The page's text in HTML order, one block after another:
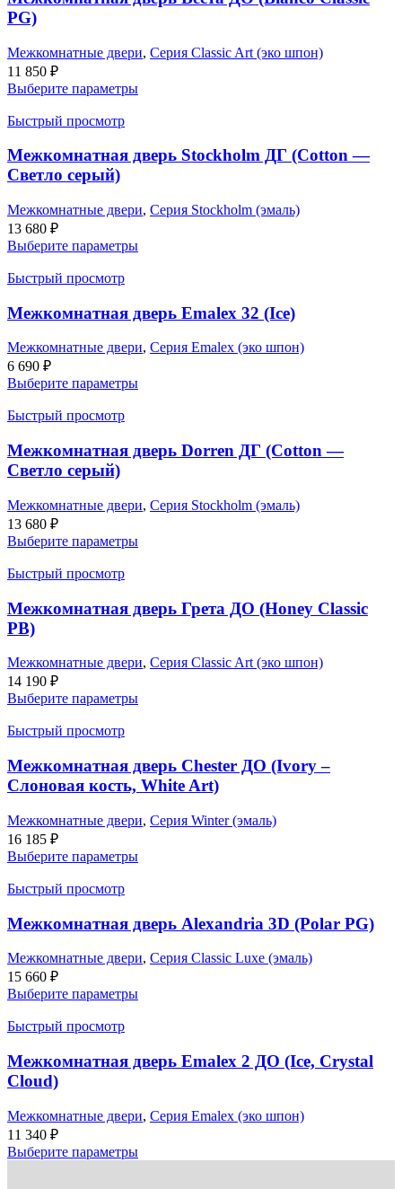
PG)
Межкомнатные двери, Серия Classic Art (эко шпон)
11 850 ₽
Выберите параметры
Быстрый просмотр
Межкомнатная дверь Stockholm ДГ (Cotton —
Светло серый)
Межкомнатные двери, Серия Stockholm (эмаль)
13 680 ₽
Выберите параметры
Быстрый просмотр
Межкомнатная дверь Emalex 32 (Ice)
Межкомнатные двери, Серия Emalex (эко шпон)
6 690 ₽
Выберите параметры
Быстрый просмотр
Межкомнатная дверь Dorren ДГ (Cotton —
Светло серый)
Межкомнатные двери, Серия Stockholm (эмаль)
13 680 ₽
Выберите параметры
Быстрый просмотр
Межкомнатная дверь Грета ДО (Honey Classic
PB)
Межкомнатные двери, Серия Classic Art (эко шпон)
14 190 ₽
Выберите параметры
Быстрый просмотр
Межкомнатная дверь Chester ДО (Ivory –
Слоновая кость, White Art)
Межкомнатные двери, Серия Winter (эмаль)
16 185 ₽
Выберите параметры
Быстрый просмотр
Межкомнатная дверь Alexandria 3D (Polar PG)
Межкомнатные двери, Серия Classic Luxe (эмаль)
15 660 ₽
Выберите параметры
Быстрый просмотр
Межкомнатная дверь Emalex 2 ДО (Ice, Crystal
Cloud)
Межкомнатные двери, Серия Emalex (эко шпон)
11 340 ₽
Выберите параметры